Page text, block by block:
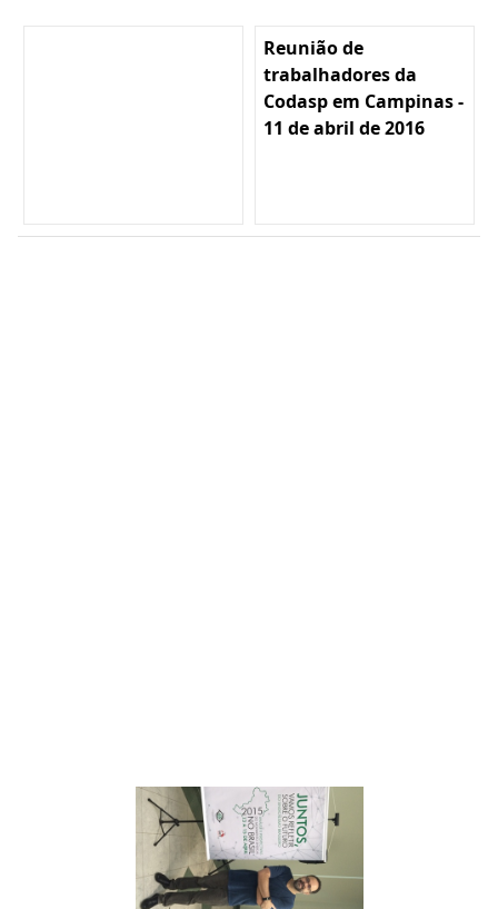
Reunião de
trabalhadores da
Codasp em Campinas -
11 de abril de 2016